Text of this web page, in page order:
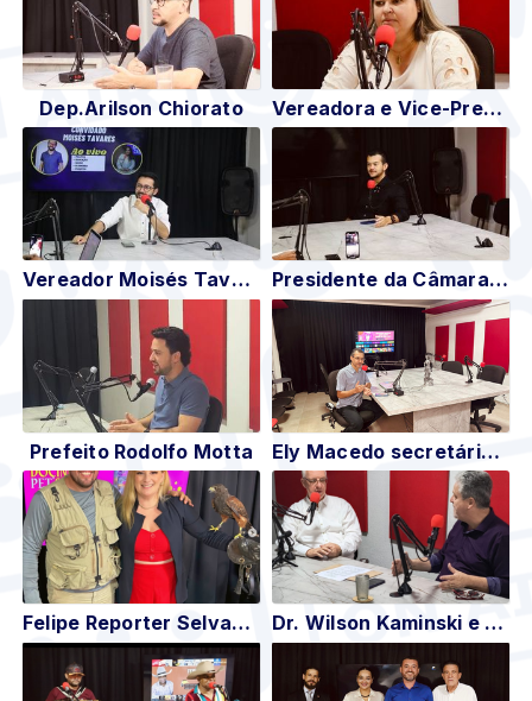
Dep.Arilson Chiorato Vereadora e Vice-Presidente da Câmara Eliana Rocha
Vereador Moisés Tavares Presidente da Câmara Danylo Acioli
Prefeito Rodolfo Motta Ely Macedo secretário de comunicação
Felipe Reporter Selvagem Dr. Wilson Kaminski e Dr. Petronio Cardoso